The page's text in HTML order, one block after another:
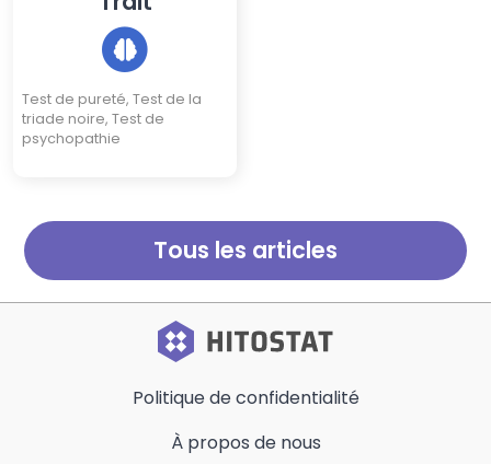
Test de pureté, Test de la
triade noire, Test de
psychopathie
Tous les articles
Politique de confidentialité
À propos de nous